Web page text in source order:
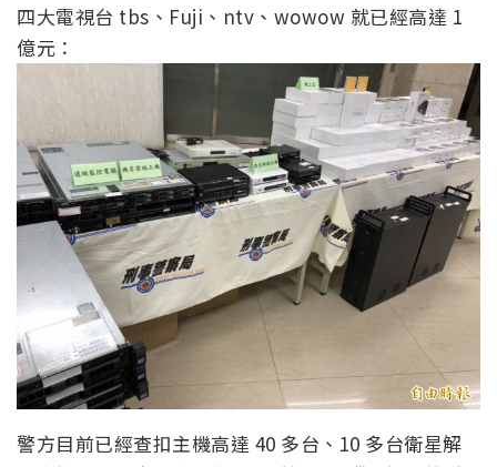
四大電視台 tbs、Fuji、ntv、wowow 就已經高達 1
億元：
警方目前已經查扣主機高達 40 多台、10 多台衛星解